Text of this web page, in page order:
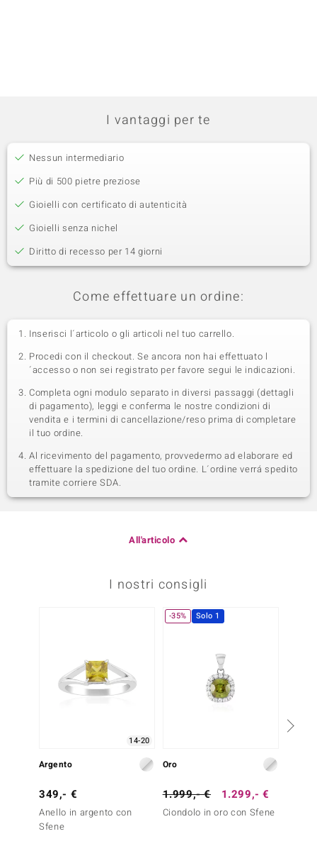
I vantaggi per te
Nessun intermediario
Più di 500 pietre preziose
Gioielli con certificato di autenticità
Gioielli senza nichel
Diritto di recesso per 14 giorni
Come effettuare un ordine:
Inserisci l´articolo o gli articoli nel tuo carrello.
Procedi con il checkout. Se ancora non hai effettuato l
´accesso o non sei registrato per favore segui le indicazioni.
Completa ogni modulo separato in diversi passaggi (dettagli
di pagamento), leggi e conferma le nostre condizioni di
vendita e i termini di cancellazione/reso prima di completare
il tuo ordine.
Al ricevimento del pagamento, provvedermo ad elaborare ed
effettuare la spedizione del tuo ordine. L´ordine verrá spedito
tramite corriere SDA.
All'articolo
I nostri consigli
14-20
Argento
349,- €
Anello in argento con
Sfene
-35% Solo 1
Oro
1.999,- € 1.299,- €
Ciondolo in oro con Sfene